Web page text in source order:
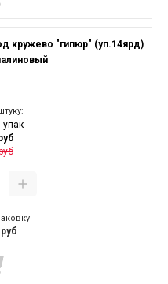
кружево "гипюр" (уп.14ярд)
упак